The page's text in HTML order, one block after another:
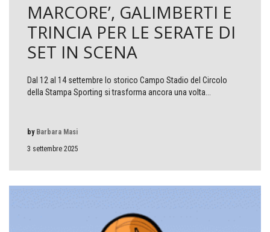
MARCORE’, GALIMBERTI E
TRINCIA PER LE SERATE DI
SET IN SCENA
Dal 12 al 14 settembre lo storico Campo Stadio del Circolo
della Stampa Sporting si trasforma ancora una volta...
3 settembre 2025
by Barbara Masi